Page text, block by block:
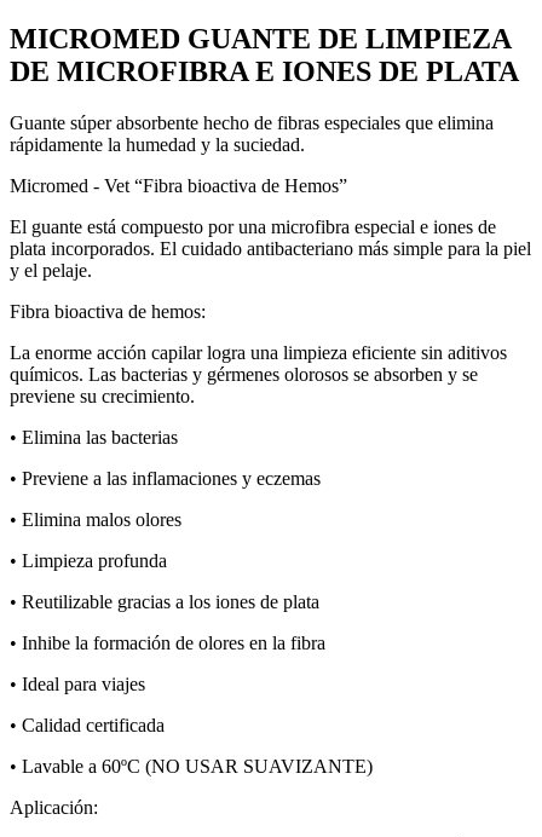
MICROMED GUANTE DE LIMPIEZA
DE MICROFIBRA E IONES DE PLATA
Guante súper absorbente hecho de fibras especiales que elimina
rápidamente la humedad y la suciedad.
Micromed - Vet “Fibra bioactiva de Hemos”
El guante está compuesto por una microfibra especial e iones de
plata incorporados. El cuidado antibacteriano más simple para la piel
y el pelaje.
Fibra bioactiva de hemos:
La enorme acción capilar logra una limpieza eficiente sin aditivos
químicos. Las bacterias y gérmenes olorosos se absorben y se
previene su crecimiento.
• Elimina las bacterias
• Previene a las inflamaciones y eczemas
• Elimina malos olores
• Limpieza profunda
• Reutilizable gracias a los iones de plata
• Inhibe la formación de olores en la fibra
• Ideal para viajes
• Calidad certificada
• Lavable a 60ºC (NO USAR SUAVIZANTE)
Aplicación: